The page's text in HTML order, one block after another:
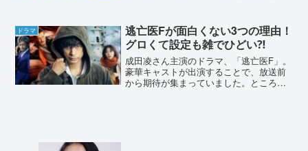
評の理由はなんでしょうか？SNSの声や
ドラマの展開から、理...
ドラマ
逃亡医Fが面白くない3つの理由！
グロくて設定も雑でひどい⁈
成田凌さん主演のドラマ、「逃亡医F」。
豪華キャストが出演することで、放送前
から期待が集まっていました。ところが1